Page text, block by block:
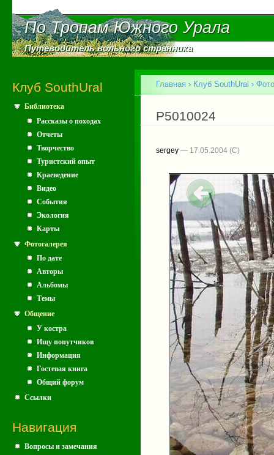
По Тропам Южного Урала
По Тропам Южного Урала
Путеводитель вольного странника
Путеводитель вольного странника
Клуб SouthUral
Библиотека
Рассказы о походах
Отчеты
Творчество
Туристский опыт
Краеведение
Видео
События
Экология
Карты
Фотогалерея
По дате
Авторы
Альбомы
Темы
Общение
У костра
Ищу попутчиков
Информация
Гостевая книга
Общий форум
Ссылки
Навигация
Вопросы и замечания
Вы здесь
Главная › Клуб SouthUral ›
P5010024
sergey — 17.05.2004